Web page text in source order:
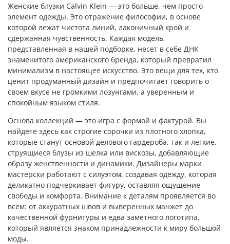
Женские блузки Calvin Klein — это больше, чем просто
элемент одежды. Это отражение философии, в основе
которой лежат чистота линий, лаконичный крой и
сдержанная чувственность. Каждая модель,
представленная в нашей подборке, несет в себе ДНК
знаменитого американского бренда, который превратил
минимализм в настоящее искусство. Это вещи для тех, кто
ценит продуманный дизайн и предпочитает говорить о
своем вкусе не громкими лозунгами, а уверенным и
спокойным языком стиля.
Основа коллекций — это игра с формой и фактурой. Вы
найдете здесь как строгие сорочки из плотного хлопка,
которые станут основой делового гардероба, так и легкие,
струящиеся блузы из шелка или вискозы, добавляющие
образу женственности и динамики. Дизайнеры марки
мастерски работают с силуэтом, создавая одежду, которая
деликатно подчеркивает фигуру, оставляя ощущение
свободы и комфорта. Внимание к деталям проявляется во
всем: от аккуратных швов и выверенных манжет до
качественной фурнитуры и едва заметного логотипа,
который является знаком принадлежности к миру большой
моды.